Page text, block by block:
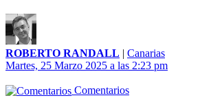
ROBERTO RANDALL | Canarias
Martes, 25 Marzo 2025 a las 2:23 pm
Comentarios